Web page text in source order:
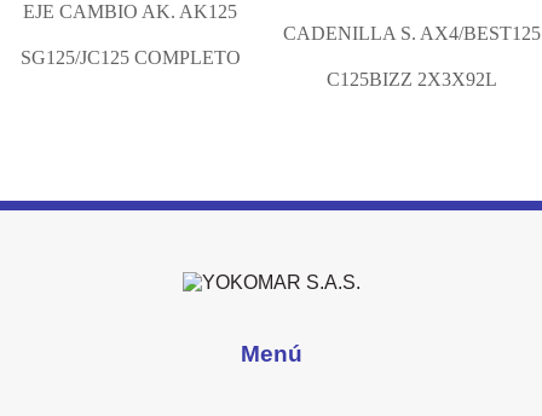
EJE CAMBIO AK. AK125
SG125/JC125 COMPLETO
CADENILLA S. AX4/BEST125
C125BIZZ 2X3X92L
Menú